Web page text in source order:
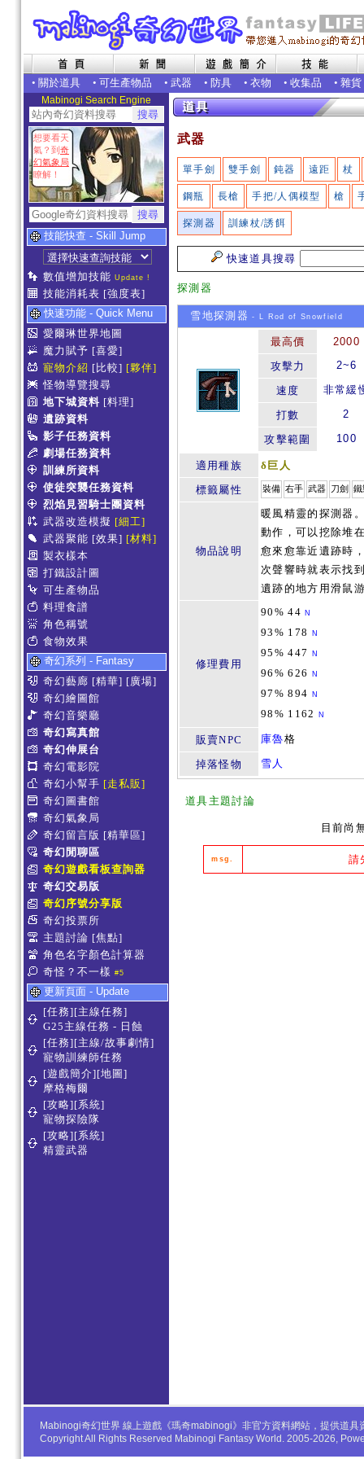
• 關於道具 • 可生產物品 • 武器 • 防具 • 衣物 • 收集品 • 雜貨
Mabinogi Search Engine
想要看天
氣？到 奇
幻氣象局
瞭解！
技能快查 - Skill Jump
數值增加技能 Update !
技能消耗表 [強度表]
快速功能 - Quick Menu
愛爾琳世界地圖
魔力賦予 [喜愛]
寵物介紹 [比較] [夥伴]
怪物導覽搜尋
地下城資料 [料理]
遺跡資料
影子任務資料
劇場任務資料
訓練所資料
使徒突襲任務資料
烈焰見習騎士團資料
武器改造模擬 [細工]
武器聚能 [效果] [材料]
製衣樣本
打鐵設計圖
可生產物品
料理食譜
角色稱號
食物效果
奇幻系列 - Fantasy
奇幻藝廊 [精華] [廣場]
奇幻繪圖館
奇幻音樂廳
奇幻寫真館
奇幻伸展台
奇幻電影院
奇幻小幫手 [走私販]
奇幻圖書館
奇幻氣象局
奇幻留言版 [精華區]
奇幻閒聊區
奇幻遊戲看板查詢器
奇幻交易版
奇幻序號分享版
奇幻投票所
主題討論 [焦點]
角色名字顏色計算器
奇怪？不一樣 #5
更新頁面 - Update
[任務][主線任務]
G25主線任務 - 日蝕
[任務][主線/故事劇情]
寵物訓練師任務
[遊戲簡介][地圖]
摩格梅爾
[攻略][系統]
寵物探險隊
[攻略][系統]
精靈武器
武器
單手劍 雙手劍 鈍器 遠距 杖
鋼瓶 長槍 手把/人偶模型 槍
探測器 訓練杖/誘餌
快速道具搜尋
探測器
雪地探測器 - L Rod of Snowfield
最高價
2000
攻擊力
2~6
速度 非常緩
打數 2
攻擊範圍 100
適用種族
δ巨人
標籤屬性
裝備 右手 武器 刀劍 鐵
物品說明
暖風精靈的探測器
動作，可以挖除堆
愈來愈靠近遺跡時
次聲響時就表示找
遺跡的地方用滑鼠
修理費用
90% 44N
93% 178 N
95% 447 N
96% 626 N
97% 894 N
98% 1162 N
販賣NPC 庫魯格
掉落怪物 雪人
道具主題討論
目前尚
msg. 請
Mabinogi奇幻世界 線上遊戲《瑪奇mabinogi》非官方資料網站，提供道
Copyright All Rights Reserved Mabinogi Fantasy World. 2005-2026,